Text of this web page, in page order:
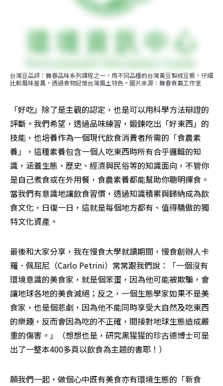
台灣豆品評：舞春品味系列課程之一，用不同品種的台灣黃豆製成豆漿，仔細
比較風味差異，透過食物記憶台灣風土特色。圖片來源：舞春食農工作室
「好吃」除了是主觀的認定，也是可以用科學方法辯證的
評斷。我們希望，透過品味練習，鍛鍊吃出「好東西」的
技能，也培養作為一個現代飲食消費者所需的「食農素
養」，這種素養包含一個人吃東西時所有合乎邏輯的知
識，涵蓋生態、歷史、經濟與民俗等的知識面向，不管你
是自己煮食或在外用餐，食農素養都能幫助你聰明擇食。
當我們有意識地讓飲食習慣，透過知識積累與歸納成為飲
食文化，日復一日，這就是每個地方都有、值得驕傲的獨
特文化資產。
最後和大家分享，我在慢食大學就讀期間，慢食創辦人卡
羅．佩屈尼（Carlo Petrini）常常跟我們說：「一個沒有
環境意識的美食家，就是個笨蛋，因為他可能被欺騙，會
讓地球各地的美食滅絕；反之，一個生態學家如果不是美
食家，也是個悲劇，因為他不能同時享受大自然及吃東西
的樂趣，反而會因為吃的不正確，間接對地球生態造成嚴
重的傷害。」（想想也是，研究黑猩猩的珍古德博士可是
出了一整本400多頁以飲食為主題的書耶！）
願我們一起，做個心中既有美食亦有環境生態的「新食